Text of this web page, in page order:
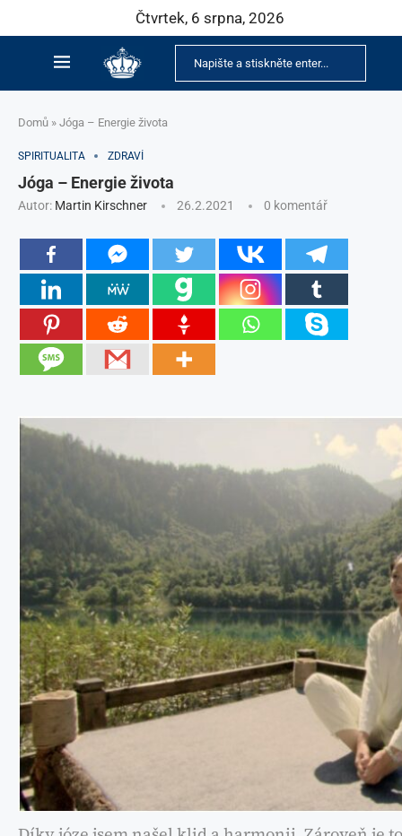
Čtvrtek, 6 srpna, 2026
Domů » Jóga – Energie života
SPIRITUALITA ZDRAVÍ
Jóga – Energie života
Autor: Martin Kirschner 26.2.2021 0 komentář